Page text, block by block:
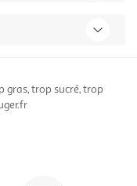
gras, trop sucré, trop